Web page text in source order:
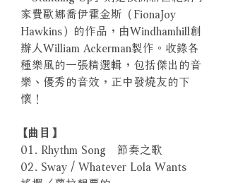
家費歐娜喬伊霍金斯（FionaJoy
Hawkins）的作品，由Windhamhill創
辦人William Ackerman製作。收錄各
種樂風的一張精選輯，包括傑出的音
樂、優秀的音效，正中發燒友的下
懷！
【曲目】
01. Rhythm Song 節奏之歌
02. Sway / Whatever Lola Wants